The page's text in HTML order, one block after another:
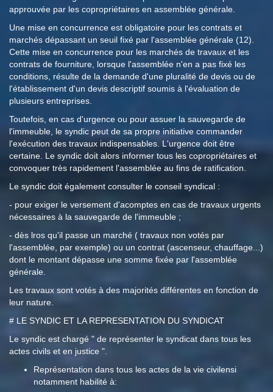
approuvée par les copropriétaires en assemblée générale.
Une mise en concurrence est obligatoire pour les contrats et
marchés dépassant un seuil fixé par l'assemblée générale (12).
Cette mise en concurrence pour les marchés de travaux et les
contrats de fourniture, lorsque l'assemblée n'en a pas fixé les
conditions, résulte de la demande d'une pluralité de devis ou de
l'établissement d'un devis descriptif soumis à l'évaluation de
plusieurs entreprises.
Toutefois, en cas d'urgence ou pour assuer la sauvegarde de
l'immeuble, le syndic peut de sa propre initiative commander
l'exécution des travaux indispensables. L'urgence doit être
certaine. Le syndic doit alors informer tous les copropriétaires et
convoquer très rapidement l'assemblée au fins de ratification.
Le syndic doit également consulter le conseil syndical :
- pour exiger le versement d'acomptes en cas de travaux urgents
nécessaires à la sauvegarde de l'immeuble ;
- dès lros qu'il passe un marché ( travaux non votés par
l'assemblée, par exemple) ou un contrat (ascenseur, chauffage...)
dont le montant dépasse une somme fixée par l'assemblée
générale.
Les travaux sont votés à des majorités différentes en fonction de
leur nature.
# LE SYNDIC ET LA REPRESENTATION DU SYNDICAT
Le syndic est chargé " de représenter le syndicat dans tous les
actes civils et en justice ".
Représentation dans tous les actes de la vie civilensi
notamment habilité à: